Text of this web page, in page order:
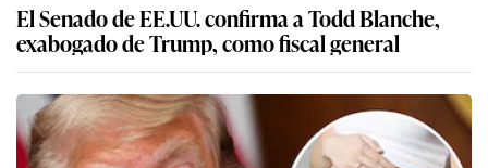
El Senado de EE.UU. confirma a Todd Blanche,
exabogado de Trump, como fiscal general